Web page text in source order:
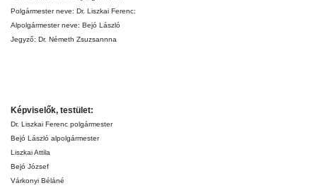
Polgármester neve: Dr. Liszkai Ferenc:
Alpolgármester neve: Bejó László
Jegyző: Dr. Németh Zsuzsannna
Képviselők, testület:
Dr. Liszkai Ferenc polgármester
Bejó László alpolgármester
Liszkai Attila
Bejó József
Várkonyi Béláné